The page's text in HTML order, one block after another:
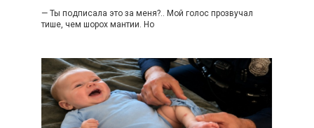
— Ты подписала это за меня?.. Мой голос прозвучал
тише, чем шорох мантии. Но